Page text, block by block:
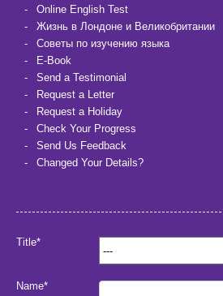
Online English Test
Жизнь в Лондоне и Великобритании
Советы по изучению языка
E-Book
Send a Testimonial
Request a Letter
Request a Holiday
Check Your Progress
Send Us Feedback
Changed Your Details?
Title*
Name*